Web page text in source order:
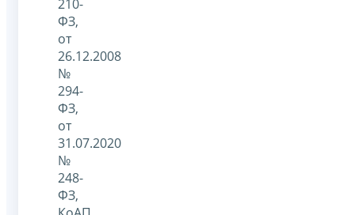
210-
ФЗ,
от
26.12.2008
№
294-
ФЗ,
от
31.07.2020
№
248-
ФЗ,